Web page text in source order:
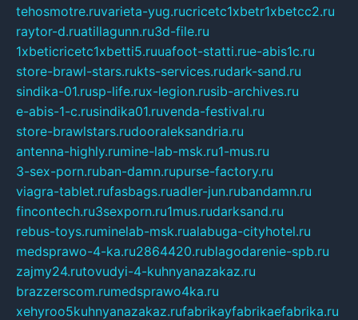
tehosmotre.ruvarieta-yug.rucricetc1xbetr1xbetcc2.ru
raytor-d.ruatillagunn.ru3d-file.ru
1xbeticricetc1xbetti5.ruuafoot-statti.rue-abis1c.ru
store-brawl-stars.rukts-services.rudark-sand.ru
sindika-01.rusp-life.rux-legion.rusib-archives.ru
e-abis-1-c.rusindika01.ruvenda-festival.ru
store-brawlstars.rudooraleksandria.ru
antenna-highly.rumine-lab-msk.ru1-mus.ru
3-sex-porn.ruban-damn.rupurse-factory.ru
viagra-tablet.rufasbags.ruadler-jun.rubandamn.ru
fincontech.ru3sexporn.ru1mus.rudarksand.ru
rebus-toys.ruminelab-msk.rualabuga-cityhotel.ru
medsprawo-4-ka.ru2864420.rublagodarenie-spb.ru
zajmy24.rutovudyi-4-kuhnyanazakaz.ru
brazzerscom.rumedsprawo4ka.ru
xehyroo5kuhnyanazakaz.rufabrikayfabrikaefabrika.ru